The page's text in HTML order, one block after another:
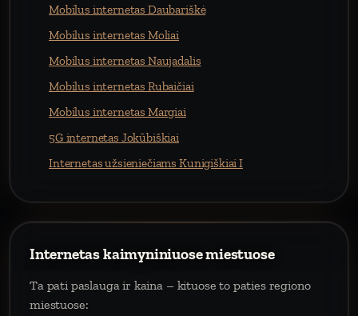
Mobilus internetas Daubariškė
Mobilus internetas Moliai
Mobilus internetas Naujadalis
Mobilus internetas Rubaičiai
Mobilus internetas Margiai
5G internetas Jokūbiškiai
Internetas užsieniečiams Kunigiškiai I
Internetas kaimyniniuose miestuose
Ta pati paslauga ir kaina – kituose to paties regiono
miestuose: